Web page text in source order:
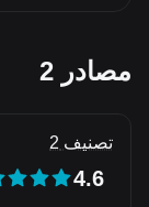
مصادر 2
تصنيف 2
4.6